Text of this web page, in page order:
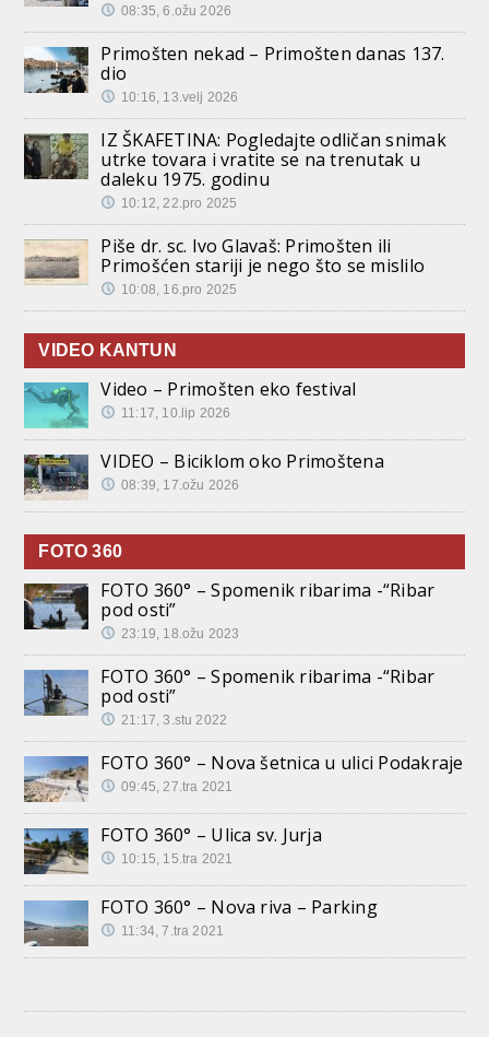
08:35, 6.ožu 2026
Primošten nekad – Primošten danas 137.
dio
10:16, 13.velj 2026
IZ ŠKAFETINA: Pogledajte odličan snimak
utrke tovara i vratite se na trenutak u
daleku 1975. godinu
10:12, 22.pro 2025
Piše dr. sc. Ivo Glavaš: Primošten ili
Primošćen stariji je nego što se mislilo
10:08, 16.pro 2025
VIDEO KANTUN
Video – Primošten eko festival
11:17, 10.lip 2026
VIDEO – Biciklom oko Primoštena
08:39, 17.ožu 2026
FOTO 360
FOTO 360° – Spomenik ribarima -“Ribar
pod osti”
23:19, 18.ožu 2023
FOTO 360° – Spomenik ribarima -“Ribar
pod osti”
21:17, 3.stu 2022
FOTO 360° – Nova šetnica u ulici Podakraje
09:45, 27.tra 2021
FOTO 360° – Ulica sv. Jurja
10:15, 15.tra 2021
FOTO 360° – Nova riva – Parking
11:34, 7.tra 2021